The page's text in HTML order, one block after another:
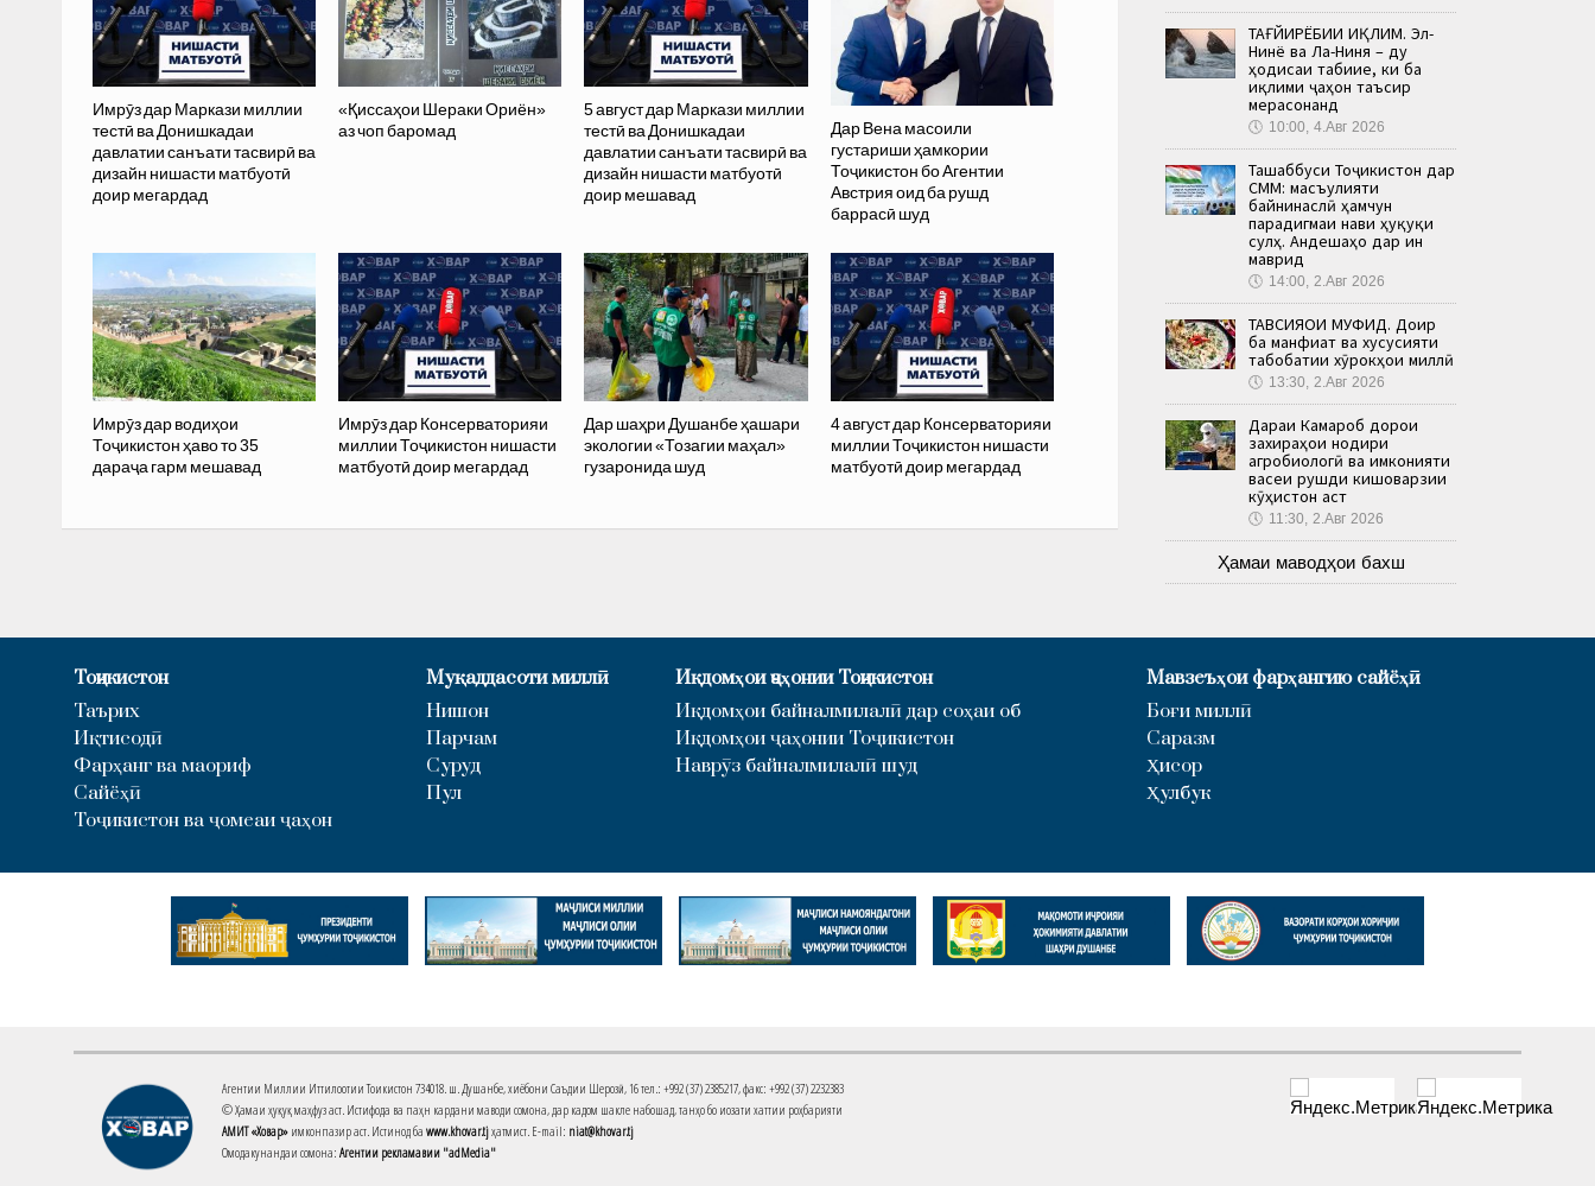
Имрӯз дар Маркази миллии
тестӣ ва Донишкадаи
давлатии санъати тасвирӣ ва
дизайн нишасти матбуотӣ
доир мегардад
«Қиссаҳои Шераки Ориён»
аз чоп баромад
5 август дар Маркази миллии
тестӣ ва Донишкадаи
давлатии санъати тасвирӣ ва
дизайн нишасти матбуотӣ
доир мешавад
Дар Вена масоили
густариши ҳамкории
Тоҷикистон бо Агентии
Австрия оид ба рушд
баррасӣ шуд
Имрӯз дар водиҳои
Тоҷикистон ҳаво то 35
дараҷа гарм мешавад
Имрӯз дар Консерваторияи
миллии Тоҷикистон нишасти
матбуотӣ доир мегардад
Дар шаҳри Душанбе ҳашари
экологии «Тозагии маҳал»
гузаронида шуд
4 август дар Консерваторияи
миллии Тоҷикистон нишасти
матбуотӣ доир мегардад
ТАҒЙИРЁБИИ ИҚЛИМ. Эл-
Нинё ва Ла-Ниня – ду
ҳодисаи табиие, ки ба
иқлими ҷаҳон таъсир
мерасонанд
🕔 10:00, 4.Авг 2026
Ташаббуси Тоҷикистон дар
СММ: масъулияти
байнинаслӣ ҳамчун
парадигмаи нави ҳуқуқи
сулҳ. Андешаҳо дар ин
маврид
🕔 14:00, 2.Авг 2026
ТАВСИЯҲОИ МУФИД. Доир
ба манфиат ва хусусияти
табобатии хӯрокҳои миллӣ
🕔 13:30, 2.Авг 2026
Дараи Камароб дорои
захираҳои нодири
агробиологӣ ва имконияти
васеи рушди кишоварзии
кӯҳистон аст
🕔 11:30, 2.Авг 2026
Ҳамаи маводҳои бахш
Тоҷикистон
Таърих
Иқтисодӣ
Фарҳанг ва маориф
Сайёҳӣ
Тоҷикистон ва ҷомеаи ҷаҳон
Муқаддасоти миллӣ
Нишон
Парчам
Суруд
Пул
Иқдомҳои ҷаҳонии Тоҷикистон
Иқдомҳои байналмилалӣ дар соҳаи об
Иқдомҳои ҷаҳонии Тоҷикистон
Наврӯз байналмилалӣ шуд
Мавзеъҳои фарҳангию сайёҳӣ
Боғи миллӣ
Саразм
Ҳисор
Ҳулбук
Агентии Миллии Иттилоотии Тоҷикистон 734018. ш. Душанбе, хиёбони Саъдии Шерозӣ, 16 тел.: +992 (37) 2385217, факс: +992 (37) 2232383
© Ҳамаи ҳуқуқ маҳфуз аст. Истифода ва паҳн кардани маводи сомона, дар кадом шакле набошад, танҳо бо иҷозати хаттии роҳбарияти
АМИТ «Ховар» имконпазир аст. Истинод ба www.khovar.tjҳатмист. E-mail: niat@khovar.tj
Омодакунандаи сомона: Агентии рекламавии "adMedia"